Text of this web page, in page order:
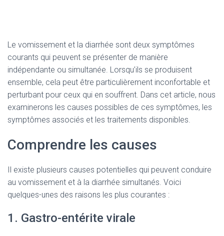
Le vomissement et la diarrhée sont deux symptômes
courants qui peuvent se présenter de manière
indépendante ou simultanée. Lorsqu’ils se produisent
ensemble, cela peut être particulièrement inconfortable et
perturbant pour ceux qui en souffrent. Dans cet article, nous
examinerons les causes possibles de ces symptômes, les
symptômes associés et les traitements disponibles.
Comprendre les causes
Il existe plusieurs causes potentielles qui peuvent conduire
au vomissement et à la diarrhée simultanés. Voici
quelques-unes des raisons les plus courantes :
1. Gastro-entérite virale